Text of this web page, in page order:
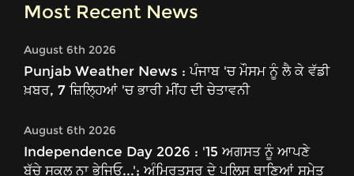
Most Recent News
August 6th 2026
Punjab Weather News : ਪੰਜਾਬ 'ਚ ਮੌਸਮ ਨੂੰ ਲੈ ਕੇ ਵੱਡੀ
ਖ਼ਬਰ, 7 ਜ਼ਿਲ੍ਹਿਆਂ 'ਚ ਭਾਰੀ ਮੀਂਹ ਦੀ ਚੇਤਾਵਨੀ
August 6th 2026
Independence Day 2026 : '15 ਅਗਸਤ ਨੂੰ ਆਪਣੇ
ਬੱਚੇ ਸਕੂਲ ਨਾ ਭੇਜਿਓ...'; ਅੰਮ੍ਰਿਤਸਰ ਦੇ ਪੁਲਿਸ ਥਾਣਿਆਂ ਸਮੇਤ